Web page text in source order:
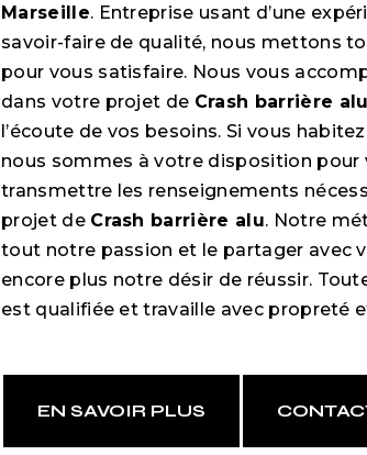
Marseille. Entreprise usant d’une
savoir-faire de qualité, nous mettons
pour vous satisfaire. Nous vous
dans votre projet de Crash barrière alu
l’écoute de vos besoins. Si vous habitez
nous sommes à votre disposition pour
transmettre les renseignements
projet de Crash barrière alu. Notre
tout notre passion et le partager avec
encore plus notre désir de réussir.
est qualifiée et travaille avec propreté
EN SAVOIR PLUS